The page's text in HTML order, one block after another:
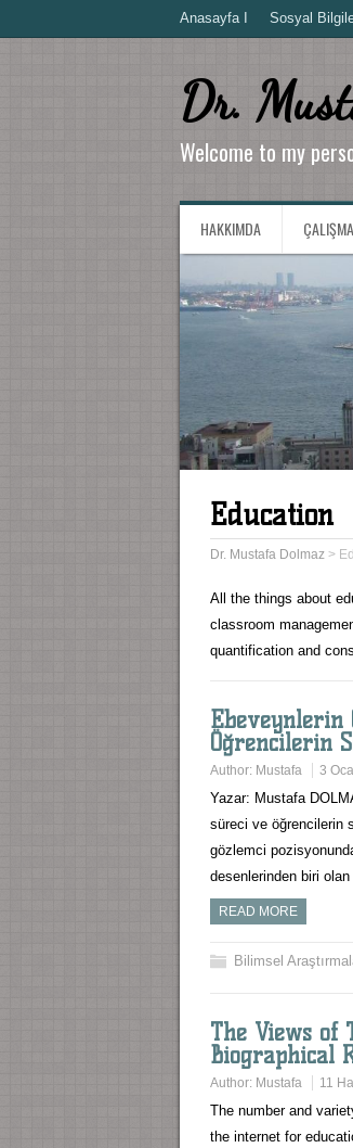
Anasayfa I Sosyal
Dr.
Welcome to my
HAKKIMDA
Education
Dr. Mustafa Dolmaz >
All the things about
classroom
quantification and
Ebeveynlerin
Öğrencilerin
Author: Mustafa 3
Yazar: Mustafa
süreci ve öğrencilerin
gözlemci
desenlerinden biri
READ MORE
Bilimsel
The Views of
Biographical
Author: Mustafa 11
The number and
the internet for